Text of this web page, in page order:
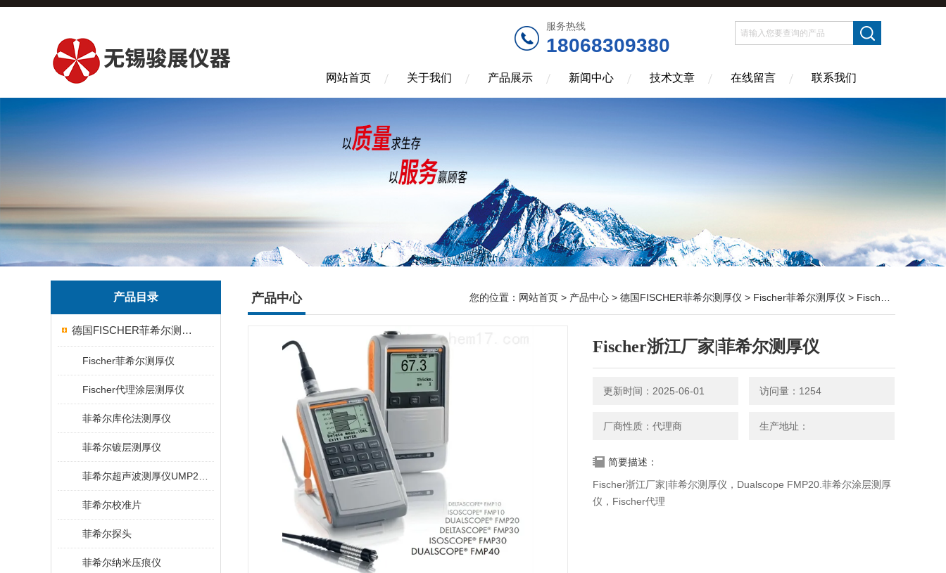
服务热线
18068309380
网站首页 关于我们 产品展示 新闻中心 技术文章 在线留言 联系我们
产品目录
德国FISCHER菲希尔测厚仪
Fischer菲希尔测厚仪
Fischer代理涂层测厚仪
菲希尔库伦法测厚仪
菲希尔镀层测厚仪
菲希尔校准片
菲希尔探头
菲希尔纳米压痕仪
产品中心 您的位置： 网站首页 > 产品中心 > 德国FISCHER菲希尔测厚仪 > Fischer菲希尔测厚仪 > Fischer浙江厂家|菲希尔测厚仪
Fischer浙江厂家|菲希尔测厚仪
更新时间：2025-06-01 访问量：1254
厂商性质：代理商 生产地址：
简要描述：
Fischer浙江厂家|菲希尔测厚仪，Dualscope FMP20.菲希尔涂层测厚
仪，Fischer代理